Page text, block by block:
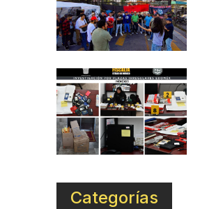
Categorías